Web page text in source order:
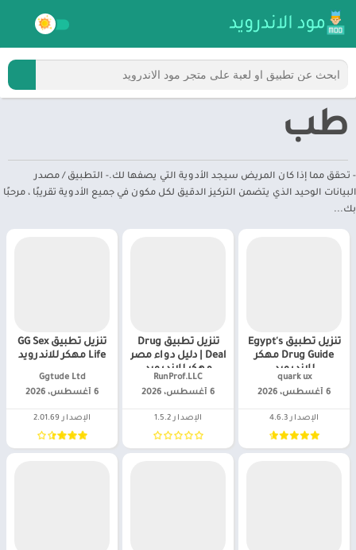
طب
- تحقق مما إذا كان المريض سيجد الأدوية التي يصفها لك.- التطبيق / مصدر
البيانات الوحيد الذي يتضمن التركيز الدقيق لكل مكون في جميع الأدوية تقريبًا ، مرحبًا
بك...
تنزيل تطبيق Egypt's
Drug Guide مهكر
للاندرويد
quark ux‏
6 أغسطس، 2026
الإصدار 4.6.3
تنزيل تطبيق Drug
Deal | دليل دواء مصر
مهكر للاندرويد
RunProf.LLC‏
6 أغسطس، 2026
الإصدار 1.5.2
تنزيل تطبيق GG Sex
Life مهكر للاندرويد
Ggtude Ltd‏
6 أغسطس، 2026
الإصدار 2.01.69